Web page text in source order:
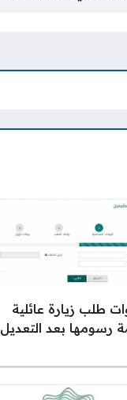
طلب زيارة عائلية
رسومها بعد التعديل